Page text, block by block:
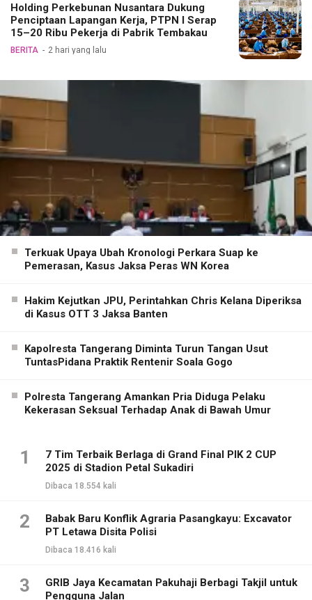
Holding Perkebunan Nusantara Dukung
Penciptaan Lapangan Kerja, PTPN I Serap
15–20 Ribu Pekerja di Pabrik Tembakau
BERITA 2 hari yang lalu
Terkuak Upaya Ubah Kronologi Perkara Suap ke
Pemerasan, Kasus Jaksa Peras WN Korea
Hakim Kejutkan JPU, Perintahkan Chris Kelana Diperiksa
di Kasus OTT 3 Jaksa Banten
Kapolresta Tangerang Diminta Turun Tangan Usut
TuntasPidana Praktik Rentenir Soala Gogo
Polresta Tangerang Amankan Pria Diduga Pelaku
Kekerasan Seksual Terhadap Anak di Bawah Umur
1
7 Tim Terbaik Berlaga di Grand Final PIK 2 CUP
2025 di Stadion Petal Sukadiri
Dibaca 18.554 kali
2
Babak Baru Konflik Agraria Pasangkayu: Excavator
PT Letawa Disita Polisi
Dibaca 18.416 kali
3
GRIB Jaya Kecamatan Pakuhaji Berbagi Takjil untuk
Pengguna Jalan